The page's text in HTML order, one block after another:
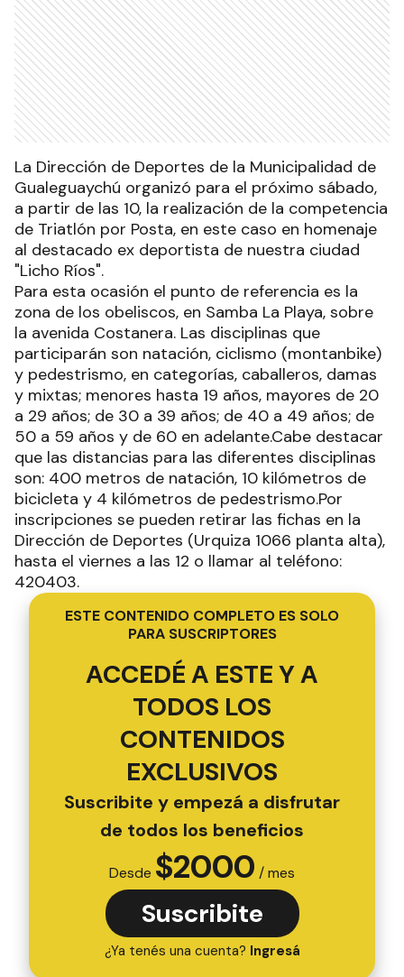
La Dirección de Deportes de la Municipalidad de
Gualeguaychú organizó para el próximo sábado,
a partir de las 10, la realización de la competencia
de Triatlón por Posta, en este caso en homenaje
al destacado ex deportista de nuestra ciudad
"Licho Ríos".
Para esta ocasión el punto de referencia es la
zona de los obeliscos, en Samba La Playa, sobre
la avenida Costanera. Las disciplinas que
participarán son natación, ciclismo (montanbike)
y pedestrismo, en categorías, caballeros, damas
y mixtas; menores hasta 19 años, mayores de 20
a 29 años; de 30 a 39 años; de 40 a 49 años; de
50 a 59 años y de 60 en adelante.Cabe destacar
que las distancias para las diferentes disciplinas
son: 400 metros de natación, 10 kilómetros de
bicicleta y 4 kilómetros de pedestrismo.Por
inscripciones se pueden retirar las fichas en la
Dirección de Deportes (Urquiza 1066 planta alta),
hasta el viernes a las 12 o llamar al teléfono:
420403.
ESTE CONTENIDO COMPLETO ES SOLO
PARA SUSCRIPTORES
ACCEDÉ A ESTE Y A
TODOS LOS
CONTENIDOS
EXCLUSIVOS
Suscribite y empezá a disfrutar
de todos los beneficios
Desde $2000 / mes
Suscribite
¿Ya tenés una cuenta? Ingresá